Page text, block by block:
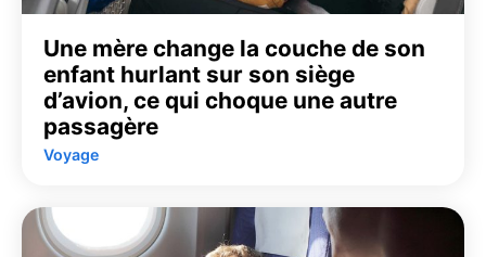
Une mère change la couche de son
enfant hurlant sur son siège
d’avion, ce qui choque une autre
passagère
Voyage